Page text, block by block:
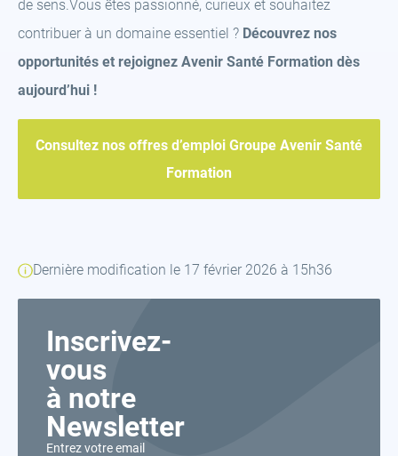
de sens.Vous êtes passionné, curieux et souhaitez
contribuer à un domaine essentiel ? Découvrez nos
opportunités et rejoignez Avenir Santé Formation dès
aujourd’hui !
Consultez nos offres d’emploi Groupe Avenir Santé
Formation
Dernière modification le 17 février 2026 à 15h36
Inscrivez-
vous
à notre
Newsletter
Entrez votre email